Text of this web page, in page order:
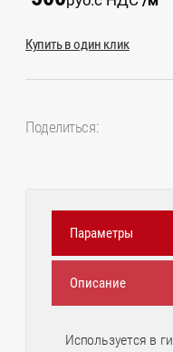
Купить в один клик
Поделиться:
Параметры
Описание
Используется в